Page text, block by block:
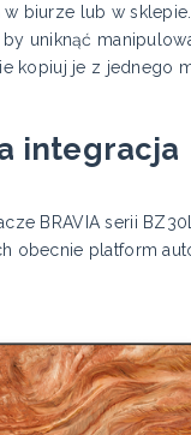
w biurze lub w
uniknąć
kopiuj je z jednego
integracja
BRAVIA serii
obecnie platform